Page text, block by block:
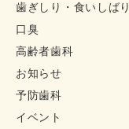
歯ぎしり・食いしばり
口臭
高齢者歯科
お知らせ
予防歯科
イベント